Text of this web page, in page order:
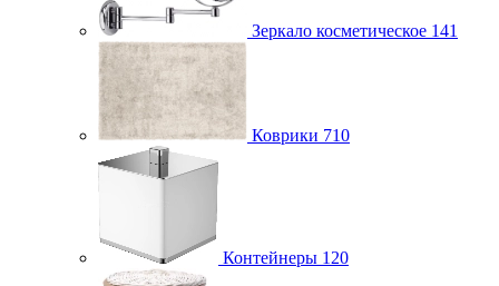
Зеркало косметическое 141
Коврики 710
Контейнеры 120